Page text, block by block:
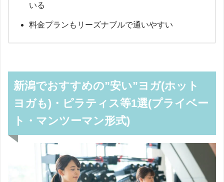
いる
料金プランもリーズナブルで通いやすい
新潟でおすすめの”安い”ヨガ(ホット
ヨガも)・ピラティス等1選(プライベー
ト・マンツーマン形式)